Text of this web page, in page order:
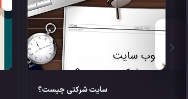
سایت شرکتی چیست؟